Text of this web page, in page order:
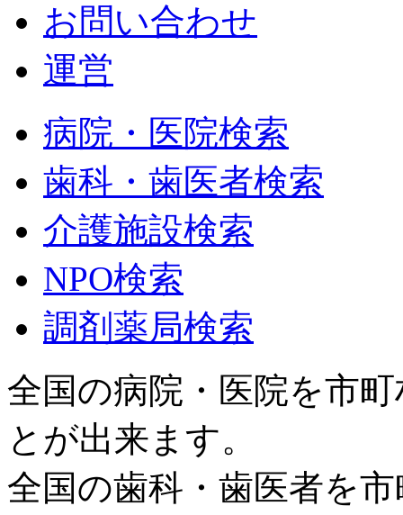
お問い合わせ
運営
病院・医院検索
歯科・歯医者検索
介護施設検索
NPO検索
調剤薬局検索
全国の病院・医院を市
とが出来ます。
全国の歯科・歯医者を